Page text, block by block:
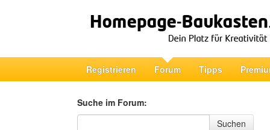
Registrieren Forum Tipps
Suche im Forum:
Suche im Forum
Suchen